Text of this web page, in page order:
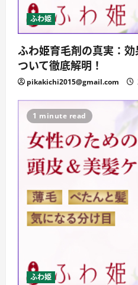
ふわ姫
ふわ姫育毛剤の真実：
ついて徹底解明！
pikakichi2015@gmail.com
1 minute read
ふわ姫